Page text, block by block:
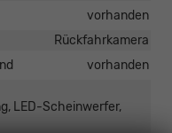
vorhanden
Rückfahrkamera
vorhanden
LED-Scheinwerfer,